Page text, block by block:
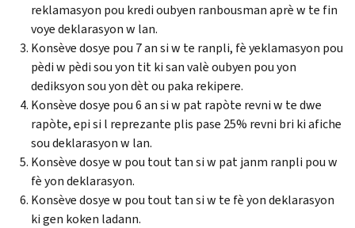
reklamasyon pou kredi oubyen ranbousman aprè w te fin
voye deklarasyon w lan.
Konsève dosye pou 7 an si w te ranpli, fè yeklamasyon pou
pèdi w pèdi sou yon tit ki san valè oubyen pou yon
dediksyon sou yon dèt ou paka rekipere.
Konsève dosye pou 6 an si w pat rapòte revni w te dwe
rapòte, epi si l reprezante plis pase 25% revni bri ki afiche
sou deklarasyon w lan.
Konsève dosye w pou tout tan si w pat janm ranpli pou w
fè yon deklarasyon.
Konsève dosye w pou tout tan si w te fè yon deklarasyon
ki gen koken ladann.